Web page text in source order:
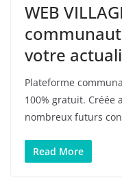
WEB
votre
Plateforme
100% gratuit. Créée
nombreux futurs
Read More